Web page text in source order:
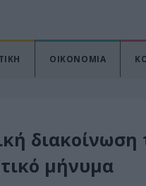
ΟΙΚΟΝΟΜΙΑ
διακοίνωση
μήνυμα